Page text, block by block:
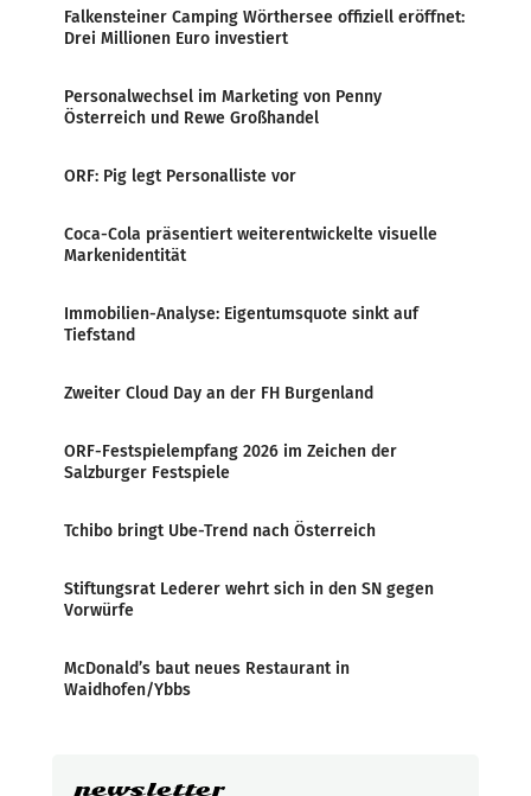
Falkensteiner Camping Wörthersee offiziell eröffnet:
Drei Millionen Euro investiert
Personalwechsel im Marketing von Penny
Österreich und Rewe Großhandel
ORF: Pig legt Personalliste vor
Coca-Cola präsentiert weiterentwickelte visuelle
Markenidentität
Immobilien-Analyse: Eigentumsquote sinkt auf
Tiefstand
Zweiter Cloud Day an der FH Burgenland
ORF-Festspielempfang 2026 im Zeichen der
Salzburger Festspiele
Tchibo bringt Ube-Trend nach Österreich
Stiftungsrat Lederer wehrt sich in den SN gegen
Vorwürfe
McDonald’s baut neues Restaurant in
Waidhofen/Ybbs
newsletter